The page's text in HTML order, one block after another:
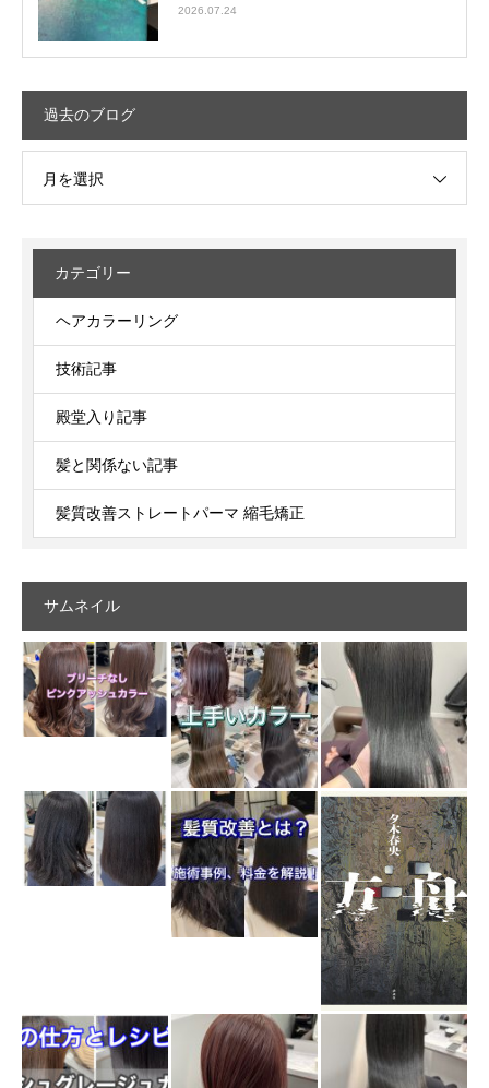
2026.07.24
過去のブログ
月を選択
カテゴリー
ヘアカラーリング
技術記事
殿堂入り記事
髪と関係ない記事
髪質改善ストレートパーマ 縮毛矯正
サムネイル